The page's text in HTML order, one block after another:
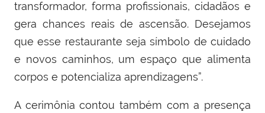
transformador, forma profissionais, cidadãos e
gera chances reais de ascensão. Desejamos
que esse restaurante seja símbolo de cuidado
e novos caminhos, um espaço que alimenta
corpos e potencializa aprendizagens”.
A cerimônia contou também com a presença